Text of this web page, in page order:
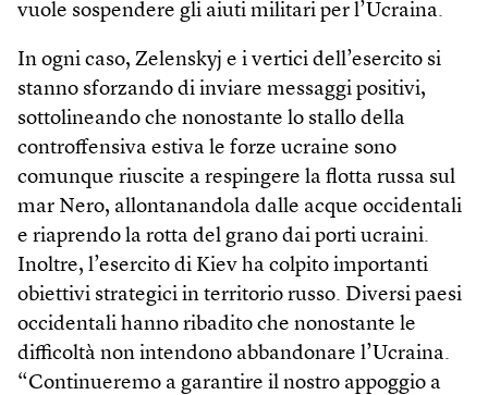
vuole sospendere gli aiuti militari per l’Ucraina.
In ogni caso, Zelenskyj e i vertici dell’esercito si
stanno sforzando di inviare messaggi positivi,
sottolineando che nonostante lo stallo della
controffensiva estiva le forze ucraine sono
comunque riuscite a respingere la flotta russa sul
mar Nero, allontanandola dalle acque occidentali
e riaprendo la rotta del grano dai porti ucraini.
Inoltre, l’esercito di Kiev ha colpito importanti
obiettivi strategici in territorio russo. Diversi paesi
occidentali hanno ribadito che nonostante le
difficoltà non intendono abbandonare l’Ucraina.
“Continueremo a garantire il nostro appoggio a